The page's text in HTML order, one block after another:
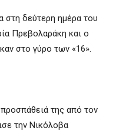
στη δεύτερη ημέρα του
Πρεβολαράκη και ο
στο γύρο των «16».
της από τον
την Νικόλοβα